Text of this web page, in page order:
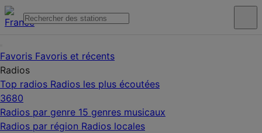
Favoris Favoris et récents
Radios
Top radios Radios les plus écoutées
3680
Radios par genre 15 genres musicaux
Radios par région Radios locales